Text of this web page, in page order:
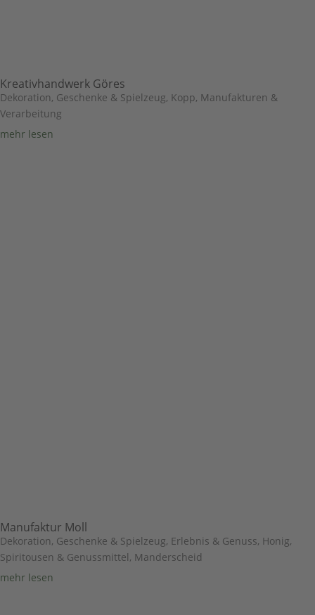
Kreativhandwerk Göres
Dekoration, Geschenke & Spielzeug, Kopp, Manufakturen &
Verarbeitung
mehr lesen
Manufaktur Moll
Dekoration, Geschenke & Spielzeug, Erlebnis & Genuss, Honig,
Spiritousen & Genussmittel, Manderscheid
mehr lesen